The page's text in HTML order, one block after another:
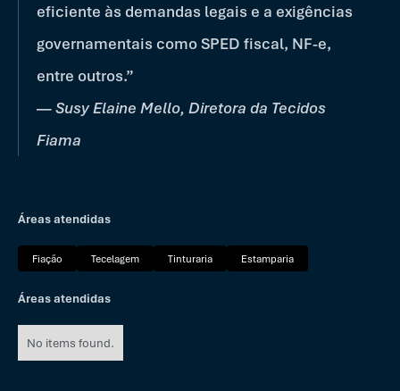
eficiente às demandas legais e a exigências
governamentais como SPED fiscal, NF-e,
entre outros.”
—Susy Elaine Mello, Diretora da Tecidos
Fiama
Áreas atendidas
Fiação Tecelagem Tinturaria Estamparia
Áreas atendidas
No items found.